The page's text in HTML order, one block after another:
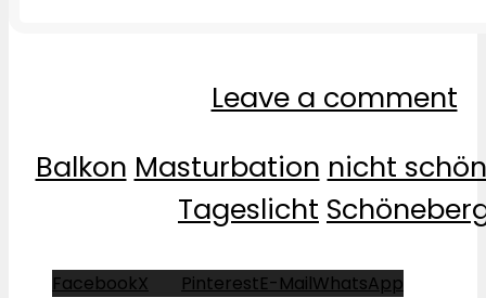
Leave a comment
Balkon Masturbation nicht schön
Tageslicht
FacebookX PinterestE-MailWhatsApp